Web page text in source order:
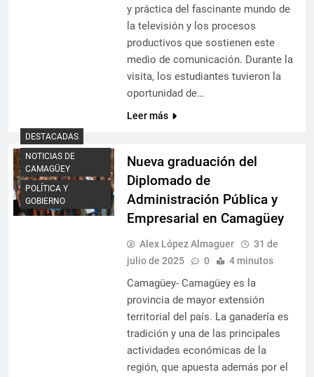
y práctica del fascinante mundo de
la televisión y los procesos
productivos que sostienen este
medio de comunicación. Durante la
visita, los estudiantes tuvieron la
oportunidad de…
Leer más
DESTACADAS
NOTICIAS DE
CAMAGÜEY
POLÍTICA Y
GOBIERNO
Nueva graduación del
Diplomado de
Administración Pública y
Empresarial en Camagüey
Alex López Almaguer
31 de
julio de 2025
0 4 minutos
Camagüey- Camagüey es la
provincia de mayor extensión
territorial del país. La ganadería es
tradición y una de las principales
actividades económicas de la
región, que apuesta además por el